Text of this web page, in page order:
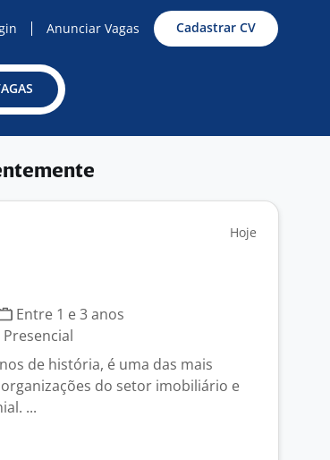
Anunciar Vagas Cadastrar CV
Hoje
Entre 1 e 3 anos
Presencial
de história, é uma das mais
do setor imobiliário e
...